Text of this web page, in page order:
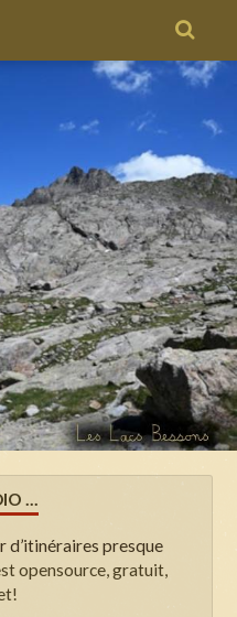
...
d’itinéraires presque
opensource, gratuit,